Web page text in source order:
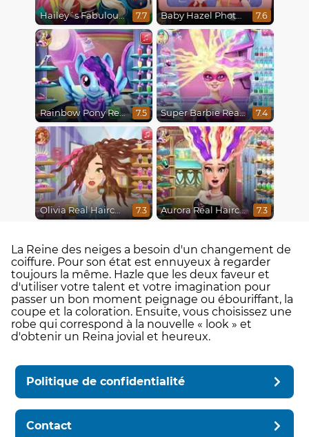
Hailey´s Fabulous Hairstyle Challenge 7.7 Baby Hazel Photoshoot 7.6
Rainbow Pony Real Haircuts 7.5 Super Barbie Real Haircuts 7.4
Olivia Real Haircuts 7.3 Aurora Real Haircuts 7.3
La Reine des neiges a besoin d'un changement de
coiffure. Pour son état est ennuyeux à regarder
toujours la même. Hazle que les deux faveur et
d'utiliser votre talent et votre imagination pour
passer un bon moment peignage ou ébouriffant, la
coupe et la coloration. Ensuite, vous choisissez une
robe qui correspond à la nouvelle « look » et
d'obtenir un Reina jovial et heureux.
Politique de confidentialité
Contact